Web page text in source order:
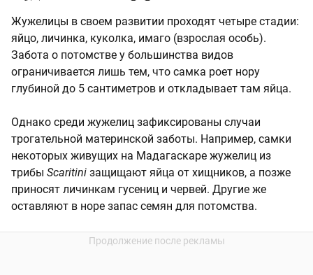
Жужелицы в своем развитии проходят четыре стадии:
яйцо, личинка, куколка, имаго (взрослая особь).
Забота о потомстве у большинства видов
ограничивается лишь тем, что самка роет нору
глубиной до 5 сантиметров и откладывает там яйца.
Однако среди жужелиц зафиксированы случаи
трогательной материнской заботы. Например, самки
некоторых живущих на Мадагаскаре жужелиц из
трибы Scaritini защищают яйца от хищников, а позже
приносят личинкам гусениц и червей. Другие же
оставляют в норе запас семян для потомства.